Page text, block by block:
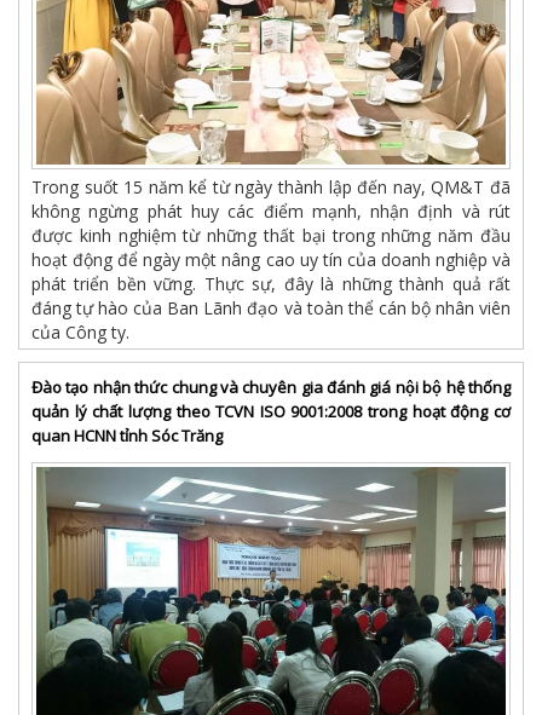
Trong suốt 15 năm kể từ ngày thành lập đến nay, QM&T đã
không ngừng phát huy các điểm mạnh, nhận định và rút
được kinh nghiệm từ những thất bại trong những năm đầu
hoạt động để ngày một nâng cao uy tín của doanh nghiệp và
phát triển bền vững. Thực sự, đây là những thành quả rất
đáng tự hào của Ban Lãnh đạo và toàn thể cán bộ nhân viên
của Công ty.
Đào tạo nhận thức chung và chuyên gia đánh giá nội bộ hệ thống
quản lý chất lượng theo TCVN ISO 9001:2008 trong hoạt động cơ
quan HCNN tỉnh Sóc Trăng